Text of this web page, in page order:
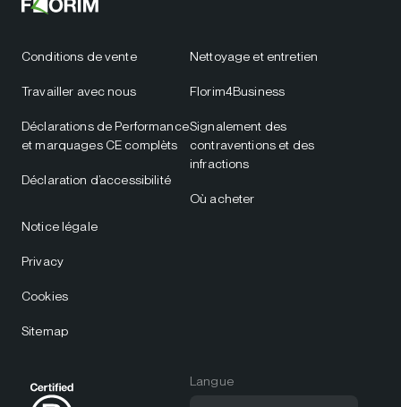
Conditions de vente
Travailler avec nous
Déclarations de Performance
et marquages CE complèts
Déclaration d’accessibilité
Nettoyage et entretien
Florim4Business
Signalement des
contraventions et des
infractions
Où acheter
Notice légale
Privacy
Cookies
Sitemap
Langue